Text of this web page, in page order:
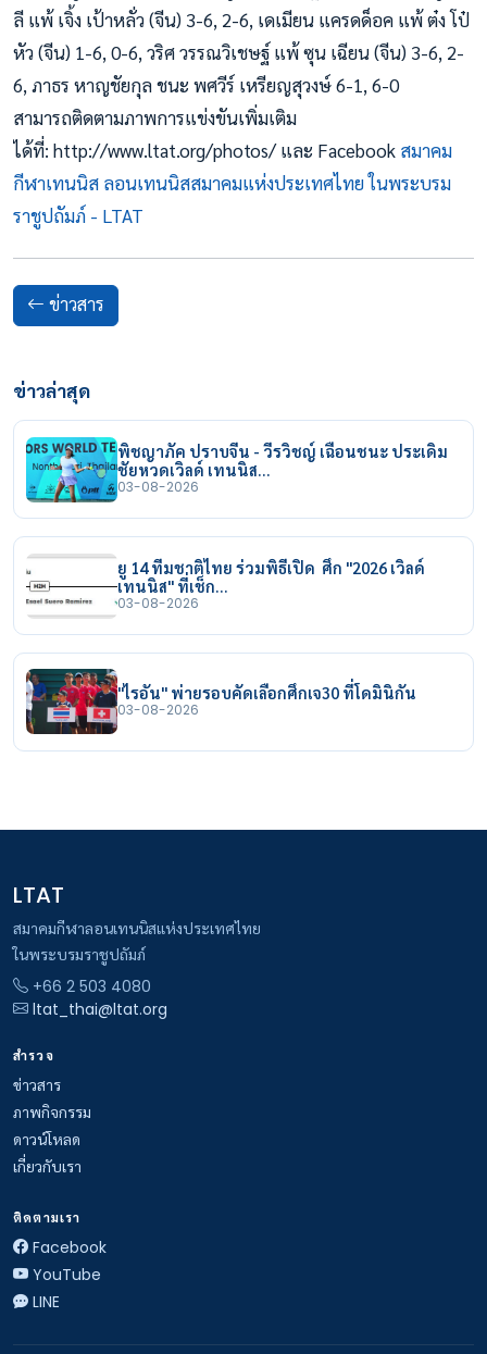
ลี แพ้ เจิ้ง เป้าหลั่ว (จีน) 3-6, 2-6, เดเมียน แครดด็อค แพ้ ต๋ง โป๋
หัว (จีน) 1-6, 0-6, วริศ วรรณวิเชษฐ์ แพ้ ซุน เฉียน (จีน) 3-6, 2-
6, ภาธร หาญชัยกุล ชนะ พศวีร์ เหรียญสุวงษ์ 6-1, 6-0
สามารถติดตามภาพการแข่งขันเพิ่มเติม
ได้ที่: http://www.ltat.org/photos/ และ Facebook สมาคม
กีฬาเทนนิส ลอนเทนนิสสมาคมแห่งประเทศไทย ในพระบรม
ราชูปถัมภ์ - LTAT
ข่าวสาร
ข่าวล่าสุด
พิชญาภัค ปราบจีน - วีรวิชญ์ เฉือนชนะ ประเดิม
ชัยหวดเวิลด์ เทนนิส…
03-08-2026
ยู 14 ทีมชาติไทย ร่วมพิธีเปิด ศึก "2026 เวิลด์
เทนนิส" ที่เช็ก…
03-08-2026
"ไรอัน" พ่ายรอบคัดเลือกศึกเจ30 ที่โดมินิกัน
03-08-2026
LTAT
สมาคมกีฬาลอนเทนนิสแห่งประเทศไทย
ในพระบรมราชูปถัมภ์
+66 2 503 4080
ltat_thai@ltat.org
สำรวจ
ข่าวสาร
ภาพกิจกรรม
ดาวน์โหลด
เกี่ยวกับเรา
ติดตามเรา
Facebook
YouTube
LINE